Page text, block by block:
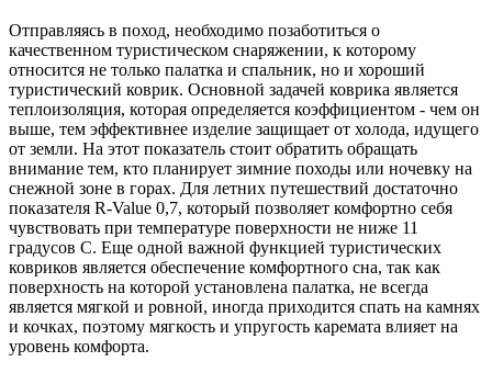
Отправляясь в поход, необходимо позаботиться о
качественном туристическом снаряжении, к которому
относится не только палатка и спальник, но и хороший
туристический коврик. Основной задачей коврика является
теплоизоляция, которая определяется коэффициентом - чем он
выше, тем эффективнее изделие защищает от холода, идущего
от земли. На этот показатель стоит обратить обращать
внимание тем, кто планирует зимние походы или ночевку на
снежной зоне в горах. Для летних путешествий достаточно
показателя R-Value 0,7, который позволяет комфортно себя
чувствовать при температуре поверхности не ниже 11
градусов С. Еще одной важной функцией туристических
ковриков является обеспечение комфортного сна, так как
поверхность на которой установлена палатка, не всегда
является мягкой и ровной, иногда приходится спать на камнях
и кочках, поэтому мягкость и упругость каремата влияет на
уровень комфорта.